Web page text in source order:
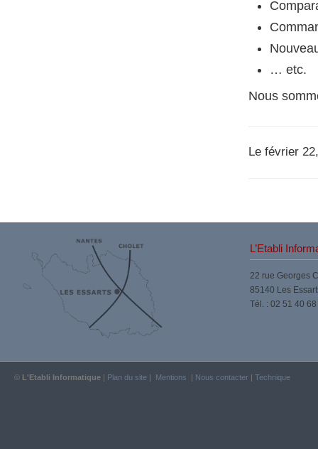
… etc.
Nous
Le février
L’Etabli
22 rue Georges
85140 Les
Tél. : 02 51 40
© L'Etabli Informatique | Plan du site | Mentions | Nous contacter | Technique